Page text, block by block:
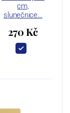
cm,
slunečnice…
270 Kč